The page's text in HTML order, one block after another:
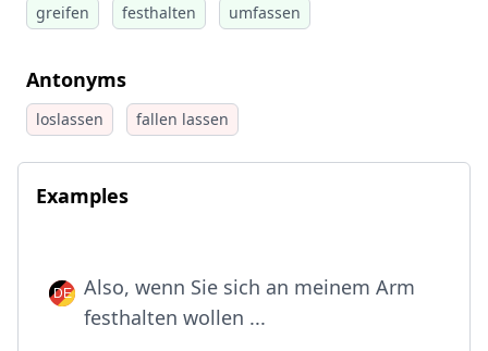
greifen festhalten umfassen
Antonyms
loslassen fallen lassen
Examples
Also, wenn Sie sich an meinem Arm
festhalten wollen ...